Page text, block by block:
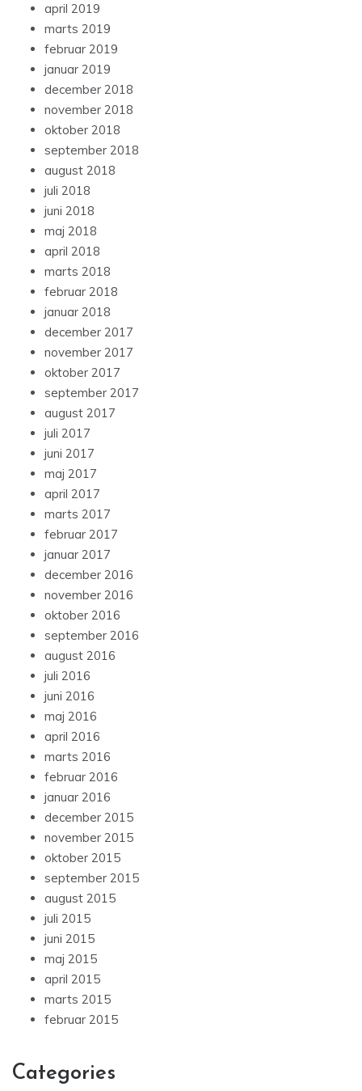
april 2019
marts 2019
februar 2019
januar 2019
december 2018
november 2018
oktober 2018
september 2018
august 2018
juli 2018
juni 2018
maj 2018
april 2018
marts 2018
februar 2018
januar 2018
december 2017
november 2017
oktober 2017
september 2017
august 2017
juli 2017
juni 2017
maj 2017
april 2017
marts 2017
februar 2017
januar 2017
december 2016
november 2016
oktober 2016
september 2016
august 2016
juli 2016
juni 2016
maj 2016
april 2016
marts 2016
februar 2016
januar 2016
december 2015
november 2015
oktober 2015
september 2015
august 2015
juli 2015
juni 2015
maj 2015
april 2015
marts 2015
februar 2015
Categories